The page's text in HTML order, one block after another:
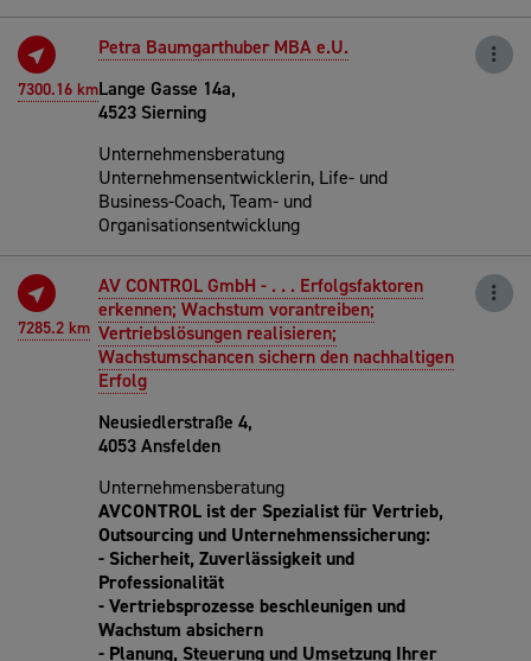
7300.16 km
Petra Baumgarthuber MBA e.U.
Lange Gasse 14a,
4523 Sierning
Unternehmensberatung
Unternehmensentwicklerin, Life- und
Business-Coach, Team- und
Organisationsentwicklung
7285.2 km
AV CONTROL GmbH - . . . Erfolgsfaktoren
erkennen; Wachstum vorantreiben;
Vertriebslösungen realisieren;
Wachstumschancen sichern den nachhaltigen
Erfolg
Neusiedlerstraße 4,
4053 Ansfelden
Unternehmensberatung
AVCONTROL ist der Spezialist für Vertrieb,
Outsourcing und Unternehmenssicherung:
- Sicherheit, Zuverlässigkeit und
Professionalität
- Vertriebsprozesse beschleunigen und
Wachstum absichern
- Planung, Steuerung und Umsetzung Ihrer